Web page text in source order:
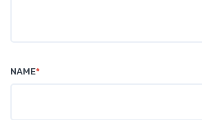
NAME*